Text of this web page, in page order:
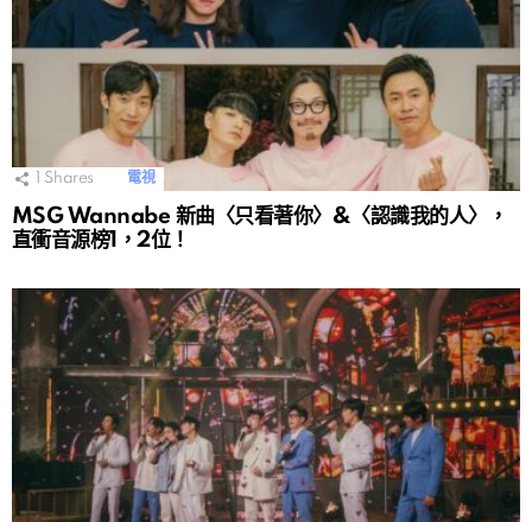
Shares 電視
MSG Wannabe 新曲〈只看著你〉&〈認識我的人〉，
直衝音源榜1，2位！